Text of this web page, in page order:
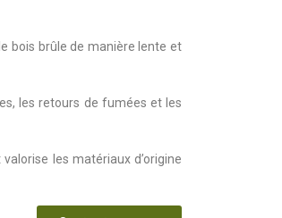
bois brûle de manière lente et
les retours de fumées et les
les matériaux d’origine